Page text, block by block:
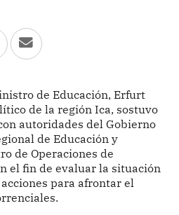
de Educación, Erfurt
de la región Ica, sostuvo
autoridades del Gobierno
de Educación y
de Operaciones de
el fin de evaluar la situación
para afrontar el